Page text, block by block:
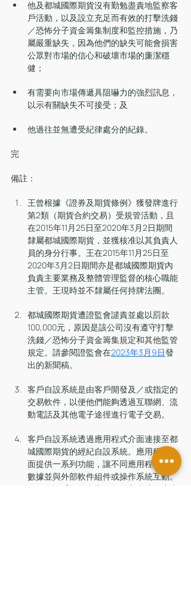
他及都城國際期貨沒有勤勉盡責地監察客
戶活動，以及設立充足而有效的打擊洗錢
／恐怖分子資金籌集制度和監控措施，乃
屬嚴重缺失，因為他們的缺失可能會損害
公眾對市場的信心和破壞市場的廉潔穩
健；
有需要向市場傳遞具阻嚇力的強烈訊息，
以示有關缺失不可接受；及
他過往並無遭受紀律處分的紀錄。
完
備註：
王曾根據《證券及期貨條例》獲發牌進行
第2類（期貨合約交易）受規管活動，且
在2015年11月25日至2020年3月2日期間
隸屬都城國際期貨，並獲核准以其負責人
員的身分行事。王在2015年11月25日至
2020年3月2日期間亦是都城國際期貨內
負責主要業務及整體管理監督的核心職能
主管。王現時並不隸屬任何持牌法團。
都城國際期貨遭證監會譴責並處以罰款
100,000元，原因是該公司沒有遵守打擊
洗錢／恐怖分子資金籌集規定和其他監管
規定。請參閱證監會在2023年3月9日發
出的新聞稿。
客戶自設系統是由客戶開發及／或指定的
交易軟件，以便他們能夠透過互聯網、流
動電話及其他電子途徑進行電子交易。
客戶自設系統透過應用程式介面連接至都
城國際期貨的經紀自設系統。應用程式介
面提供一系列功能，讓不同應用程式讀取
數據並與外部軟件組件或操作系統互動。
經紀自設系統是由交易所參與者或供應商